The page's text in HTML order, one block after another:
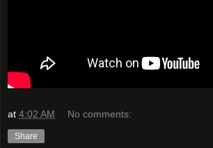
at 4:02 AM No comments:
Share